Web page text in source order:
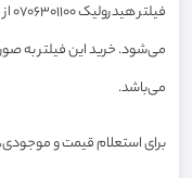
می‌شود. خرید این فیلتر به
می‌باشد.
برای استعلام قیمت و